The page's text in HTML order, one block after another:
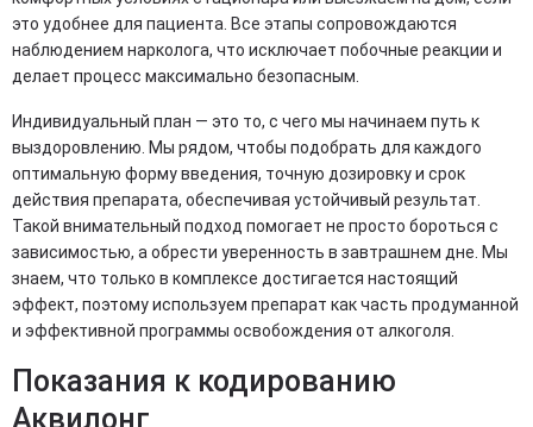
это удобнее для пациента. Все этапы сопровождаются
наблюдением нарколога, что исключает побочные реакции и
делает процесс максимально безопасным.
Индивидуальный план — это то, с чего мы начинаем путь к
выздоровлению. Мы рядом, чтобы подобрать для каждого
оптимальную форму введения, точную дозировку и срок
действия препарата, обеспечивая устойчивый результат.
Такой внимательный подход помогает не просто бороться с
зависимостью, а обрести уверенность в завтрашнем дне. Мы
знаем, что только в комплексе достигается настоящий
эффект, поэтому используем препарат как часть продуманной
и эффективной программы освобождения от алкоголя.
Показания к кодированию
Аквилонг